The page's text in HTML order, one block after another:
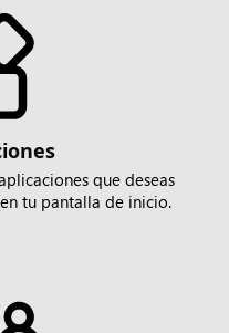
que deseas
tu pantalla de inicio.